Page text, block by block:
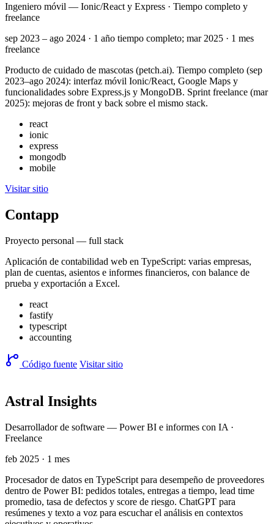
Ingeniero móvil — Ionic/React y Express · Tiempo completo y
freelance
sep 2023 – ago 2024 · 1 año tiempo completo; mar 2025 · 1 mes
freelance
Producto de cuidado de mascotas (petch.ai). Tiempo completo (sep
2023–ago 2024): interfaz móvil Ionic/React, Google Maps y
funcionalidades sobre Express.js y MongoDB. Sprint freelance (mar
2025): mejoras de front y back sobre el mismo stack.
react
ionic
express
mongodb
mobile
Visitar sitio
Contapp
Proyecto personal — full stack
Aplicación de contabilidad web en TypeScript: varias empresas,
plan de cuentas, asientos e informes financieros, con balance de
prueba y exportación a Excel.
react
fastify
typescript
accounting
Código fuente Visitar sitio
Astral Insights
Desarrollador de software — Power BI e informes con IA ·
Freelance
feb 2025 · 1 mes
Procesador de datos en TypeScript para desempeño de proveedores
dentro de Power BI: pedidos totales, entregas a tiempo, lead time
promedio, tasa de defectos y score de riesgo. ChatGPT para
resúmenes y texto a voz para escuchar el análisis en contextos